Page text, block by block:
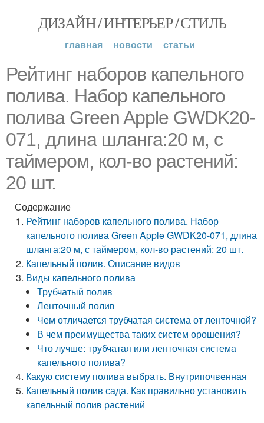
ДИЗАЙН / ИНТЕРЬЕР / СТИЛЬ
главная новости статьи
Рейтинг наборов капельного
полива. Набор капельного
полива Green Apple GWDK20-
071, длина шланга:20 м, с
таймером, кол-во растений:
20 шт.
Содержание
Рейтинг наборов капельного полива. Набор
капельного полива Green Apple GWDK20-071, длина
шланга:20 м, с таймером, кол-во растений: 20 шт.
Капельный полив. Описание видов
Виды капельного полива
Трубчатый полив
Ленточный полив
Чем отличается трубчатая система от ленточной?
В чем преимущества таких систем орошения?
Что лучше: трубчатая или ленточная система
капельного полива?
Какую систему полива выбрать. Внутрипочвенная
Капельный полив сада. Как правильно установить
капельный полив растений